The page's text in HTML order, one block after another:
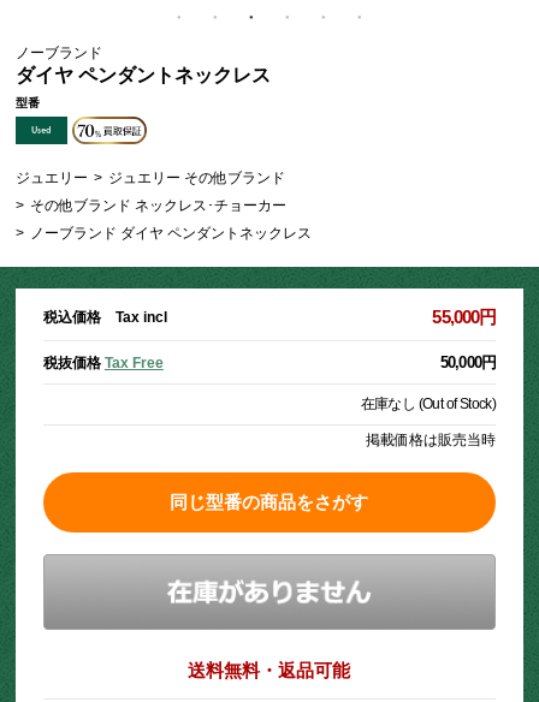
ノーブランド
ダイヤ ペンダントネックレス
型番
ジュエリー > ジュエリー その他ブランド
> その他ブランド ネックレス･チョーカー
>
ノーブランド ダイヤ ペンダントネックレス
税込価格 Tax incl 55,000円
税抜価格 Tax Free 50,000円
在庫なし (Out of Stock)
掲載価格は販売当時
同じ型番の商品をさがす
送料無料・返品可能